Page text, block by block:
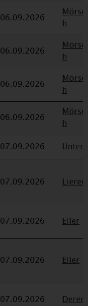
06.09.2026
h
06.09.2026
h
06.09.2026
h
06.09.2026
h
07.09.2026
07.09.2026
07.09.2026 Eller
07.09.2026 Eller
07.09.2026